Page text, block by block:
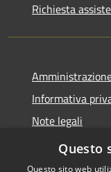
Richiesta
Informativa
Note legali
Dichiarazione
Questo
Questo sito web